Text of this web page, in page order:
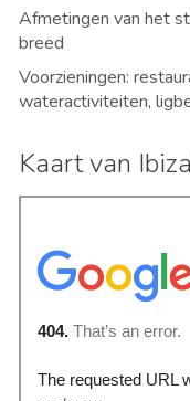
Afmetingen van het
breed
Voorzieningen:
wateractiviteiten,
Kaart van